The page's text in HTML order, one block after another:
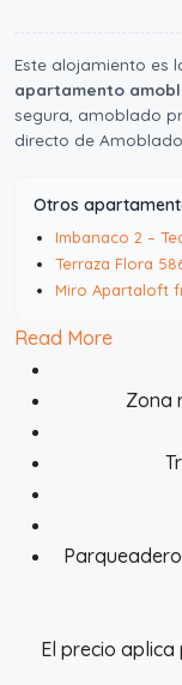
Este alojamiento es
apartamento
segura, amoblado
directo de
Otros
Imbanaco 2 –
Terraza Flora
Miro Apartaloft
Read More
Zona
El precio aplica